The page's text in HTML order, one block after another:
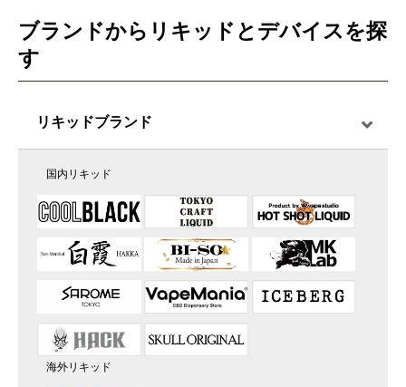
ブランドからリキッドとデバイスを探
す
リキッドブランド
国内リキッド
海外リキッド